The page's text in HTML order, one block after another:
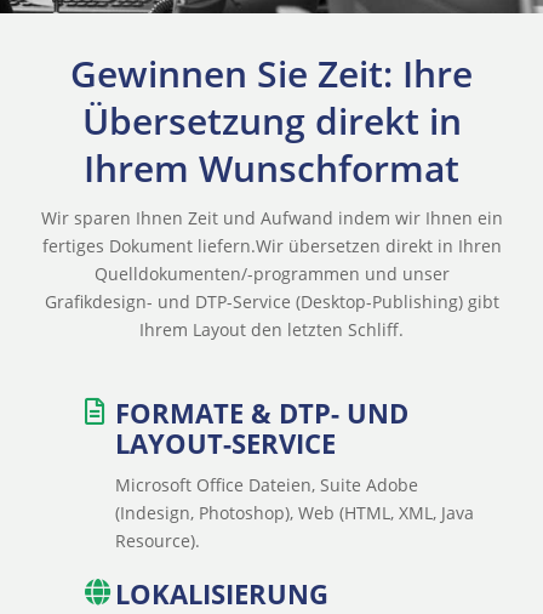
Gewinnen Sie Zeit: Ihre
Übersetzung direkt in
Ihrem Wunschformat
Wir sparen Ihnen Zeit und Aufwand indem wir Ihnen ein
fertiges Dokument liefern.Wir übersetzen direkt in Ihren
Quelldokumenten/-programmen und unser
Grafikdesign- und DTP-Service (Desktop-Publishing) gibt
Ihrem Layout den letzten Schliff.
FORMATE & DTP- UND
LAYOUT-SERVICE
Microsoft Office Dateien, Suite Adobe
(Indesign, Photoshop), Web (HTML, XML, Java
Resource).
LOKALISIERUNG